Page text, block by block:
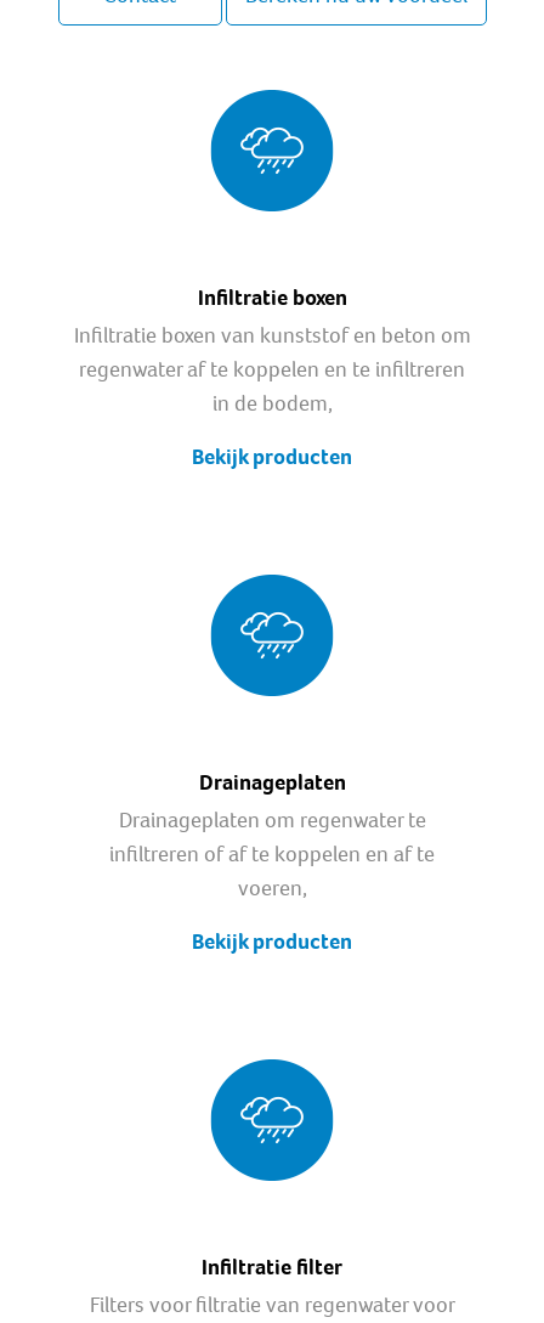
Infiltratie boxen
Infiltratie boxen van kunststof en beton om
regenwater af te koppelen en te infiltreren
in de bodem,
Bekijk producten
Drainageplaten
Drainageplaten om regenwater te
infiltreren of af te koppelen en af te
voeren,
Bekijk producten
Infiltratie filter
Filters voor filtratie van regenwater voor